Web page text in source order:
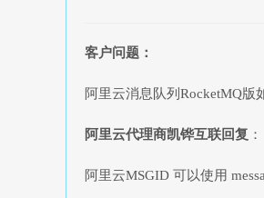
客户问题：
阿里云消息队列RocketMQ版
阿里云代理商凯铧互联回复 ：
阿里云MSGID 可以使用